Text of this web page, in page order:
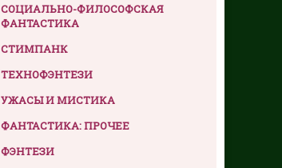
СОЦИАЛЬНО-ФИЛОСОФСКАЯ
ФАНТАСТИКА
СТИМПАНК
ТЕХНОФЭНТЕЗИ
УЖАСЫ И МИСТИКА
ФАНТАСТИКА: ПРОЧЕЕ
ФЭНТЕЗИ